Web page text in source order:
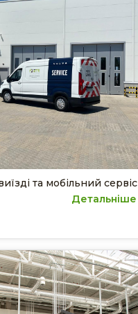
та мобільний сервіс
Детальніше